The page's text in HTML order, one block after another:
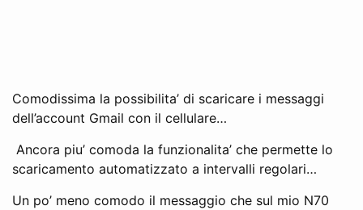
Comodissima la possibilita’ di scaricare i messaggi
dell’account Gmail con il cellulare…
Ancora piu’ comoda la funzionalita’ che permette lo
scaricamento automatizzato a intervalli regolari…
Un po’ meno comodo il messaggio che sul mio N70